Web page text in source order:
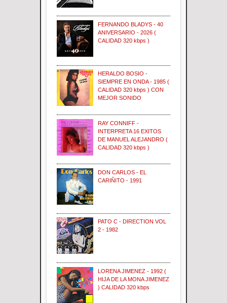
FERNANDO BLADYS - 40
ANIVERSARIO - 2026 (
CALIDAD 320 kbps )
HERALDO BOSIO -
SIEMPRE EN ONDA - 1985 (
CALIDAD 320 kbps ) CON
MEJOR SONIDO
RAY CONNIFF -
INTERPRETA 16 EXITOS
DE MANUEL ALEJANDRO (
CALIDAD 320 kbps )
DON CARLOS - EL
CARIÑITO - 1991
PATO C - DIRECTION VOL
2 - 1982
LORENA JIMENEZ - 1992 (
HIJA DE LA MONA JIMENEZ
) CALIDAD 320 kbps